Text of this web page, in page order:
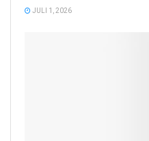
JULI 1, 2026